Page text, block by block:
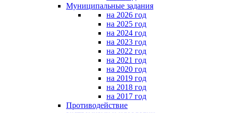
Муниципальные задания
на 2026 год
на 2025 год
на 2024 год
на 2023 год
на 2022 год
на 2021 год
на 2020 год
на 2019 год
на 2018 год
на 2017 год
Противодействие